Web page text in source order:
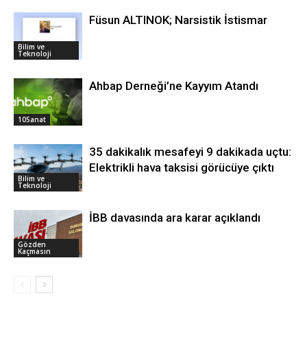
Bilim ve
Teknoloji
Füsun ALTINOK; Narsistik İstismar
10Sanat
Ahbap Derneği’ne Kayyım Atandı
Bilim ve
Teknoloji
35 dakikalık mesafeyi 9 dakikada uçtu:
Elektrikli hava taksisi görücüye çıktı
Gözden
Kaçmasın
İBB davasında ara karar açıklandı